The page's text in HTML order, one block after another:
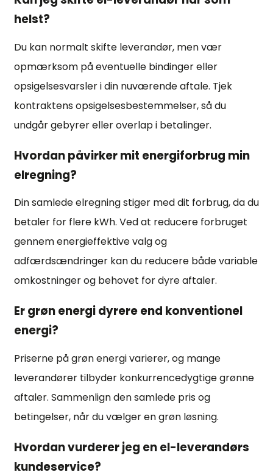
helst?
Du kan normalt skifte leverandør, men vær
opmærksom på eventuelle bindinger eller
opsigelsesvarsler i din nuværende aftale. Tjek
kontraktens opsigelsesbestemmelser, så du
undgår gebyrer eller overlap i betalinger.
Hvordan påvirker mit energiforbrug min
elregning?
Din samlede elregning stiger med dit forbrug, da du
betaler for flere kWh. Ved at reducere forbruget
gennem energieffektive valg og
adfærdsændringer kan du reducere både variable
omkostninger og behovet for dyre aftaler.
Er grøn energi dyrere end konventionel
energi?
Priserne på grøn energi varierer, og mange
leverandører tilbyder konkurrencedygtige grønne
aftaler. Sammenlign den samlede pris og
betingelser, når du vælger en grøn løsning.
Hvordan vurderer jeg en el-leverandørs
kundeservice?